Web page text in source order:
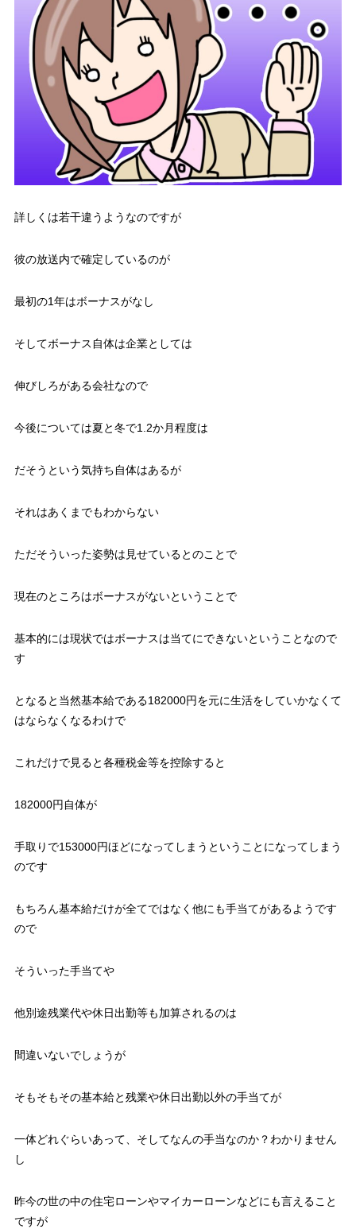
詳しくは若干違うようなのですが
彼の放送内で確定しているのが
最初の1年はボーナスがなし
そしてボーナス自体は企業としては
伸びしろがある会社なので
今後については夏と冬で1.2か月程度は
だそうという気持ち自体はあるが
それはあくまでもわからない
ただそういった姿勢は見せているとのことで
現在のところはボーナスがないということで
基本的には現状ではボーナスは当てにできないということなので
す
となると 当然基本給である182000円を元に生活をしていかなくて
はならなくなるわけで
これだけで見ると各種税金等を控除すると
182000円自体が
手取りで153000円ほどになってしまうということになってしまう
のです
もちろん基本給だけが全てではなく他にも手当てがあるようです
ので
そういった手当てや
他別途残業代や休日出勤等も加算されるのは
間違いないでしょうが
そもそもその基本給と残業や休日出勤以外の手当てが
一体どれぐらいあって、そしてなんの手当なのか？わかりません
し
昨今の世の中の住宅ローンやマイカーローンなどにも言えること
ですが